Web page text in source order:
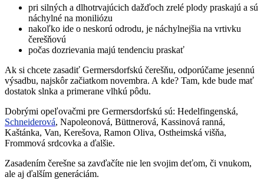
pri silných a dlhotrvajúcich dažďoch zrelé plody praskajú a sú
náchylné na moniliózu
nakoľko ide o neskorú odrodu, je náchylnejšia na vrtivku
čerešňovú
počas dozrievania majú tendenciu praskať
Ak si chcete zasadiť Germersdorfskú čerešňu, odporúčame jesennú
výsadbu, najskôr začiatkom novembra. A kde? Tam, kde bude mať
dostatok slnka a primerane vlhkú pôdu.
Dobrými opeľovačmi pre Germersdorfskú sú: Hedelfingenská,
Schneiderová, Napoleonová, Büttnerová, Kassinová ranná,
Kaštánka, Van, Kerešova, Ramon Oliva, Ostheimská višňa,
Frommová srdcovka a ďalšie.
Zasadením čerešne sa zavďačíte nie len svojim deťom, či vnukom,
ale aj ďalším generáciám.